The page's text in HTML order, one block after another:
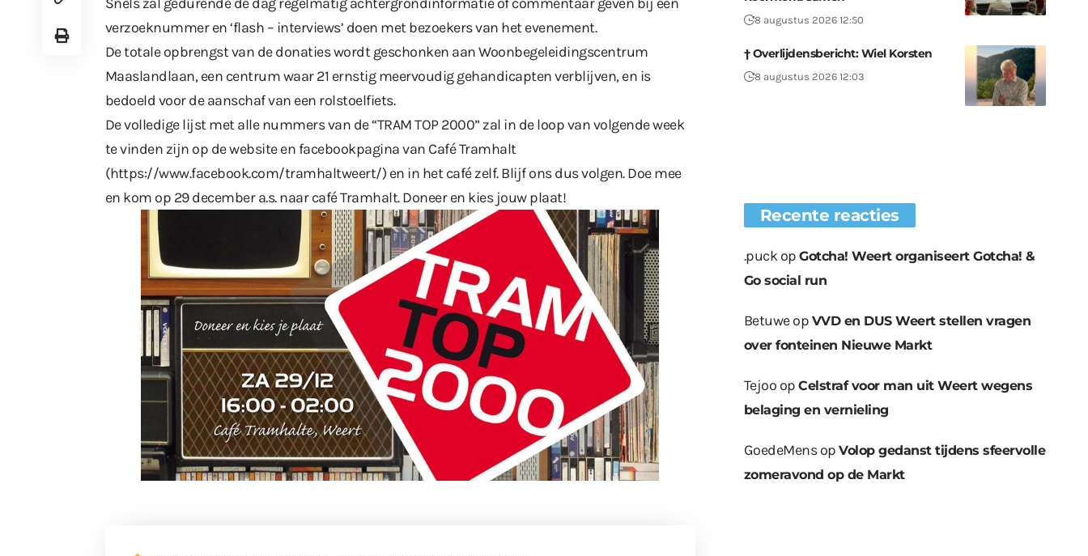
verzoeknummer en ‘flash – interviews’ doen met bezoekers van het evenement.
De totale opbrengst van de donaties wordt geschonken aan Woonbegeleidingscentrum
Maaslandlaan, een centrum waar 21 ernstig meervoudig gehandicapten verblijven, en is
bedoeld voor de aanschaf van een rolstoelfiets.
De volledige lijst met alle nummers van de “TRAM TOP 2000” zal in de loop van volgende week
te vinden zijn op de website en facebookpagina van Café Tramhalt
(https://www.facebook.com/tramhaltweert/) en in het café zelf. Blijf ons dus volgen. Doe mee
en kom op 29 december a.s. naar café Tramhalt. Doneer en kies jouw plaat!
8 augustus 2026 12:50
† Overlijdensbericht: Wiel Korsten
8 augustus 2026 12:03
Recente reacties
.puckopGotcha! Weert organiseert Gotcha! &
Go social run
Betuweop VVD en DUS Weert stellen vragen
over fonteinen Nieuwe Markt
Tejoo opCelstraf voor man uit Weert wegens
belaging en vernieling
GoedeMensopVolop gedanst tijdens sfeervolle
zomeravond op de Markt